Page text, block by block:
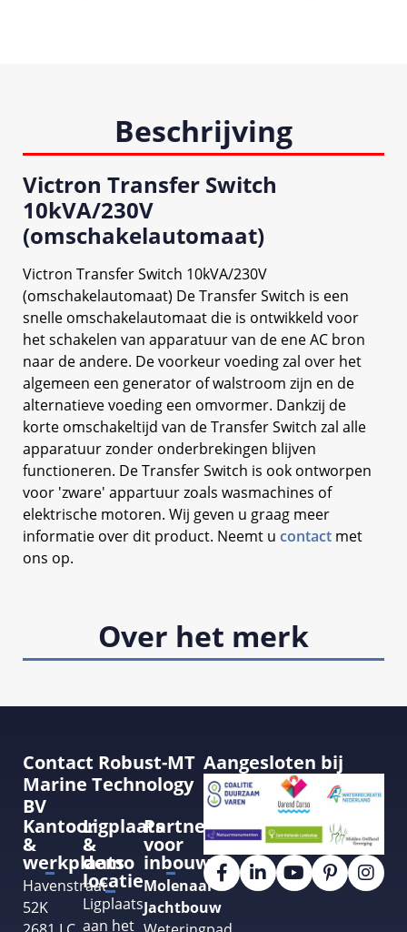
Beschrijving
Over het merk
Victron Transfer Switch
10kVA/230V
(omschakelautomaat)
Victron Transfer Switch 10kVA/230V
(omschakelautomaat) De Transfer Switch is een
snelle omschakelautomaat die is ontwikkeld voor
het schakelen van apparatuur van de ene AC bron
naar de andere. De voorkeur voeding zal over het
algemeen een generator of walstroom zijn en de
alternatieve voeding een omvormer. Dankzij de
korte omschakeltijd van de Transfer Switch zal alle
apparatuur zonder onderbrekingen blijven
functioneren. De Transfer Switch is ook ontworpen
voor 'zware' appartuur zoals wasmachines of
elektrische motoren. Wij geven u graag meer
informatie over dit product. Neemt u contact met
ons op.
Contact Robust-MT
Marine Technology
BV
Kantoor
&
werkplaats
Havenstraat
52K
Ligplaats
&
demo
locatie
Ligplaats
aan het
Partner
voor
inbouw
Molenaar
Jachtbouw
Aangesloten bij